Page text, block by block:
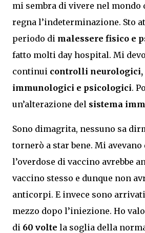
mi sembra di vivere nel mondo
regna l’indeterminazione. Sto
periodo di malessere fisico e
fatto molti day hospital. Mi
continui controlli neurologici,
immunologici e psicologici.
un’alterazione del sistema
Sono dimagrita, nessuno sa
tornerò a star bene. Mi avevano
l’overdose di vaccino avrebbe
vaccino stesso e dunque non
anticorpi. E invece sono
mezzo dopo l’iniezione. Ho
di 60 volte la soglia della